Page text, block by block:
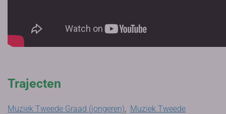
Trajecten
Muziek Tweede Graad (jongeren), Muziek Tweede